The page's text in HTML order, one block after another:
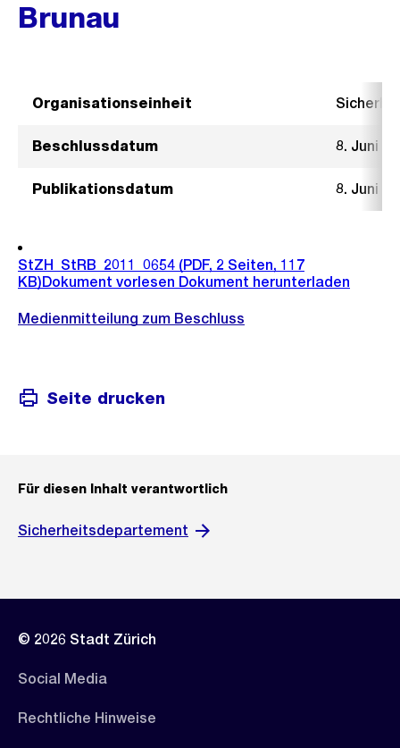
Brunau
Organisationseinheit
Beschlussdatum 8. Juni
Publikationsdatum 8. Juni
StZH_StRB_2011_0654 (PDF, 2 Seiten, 117
KB)Dokument vorlesen Dokument herunterladen
Medienmitteilung zum Beschluss
Seite drucken
Für diesen Inhalt verantwortlich
Sicherheitsdepartement
© 2026 Stadt Zürich
Social Media
Rechtliche Hinweise